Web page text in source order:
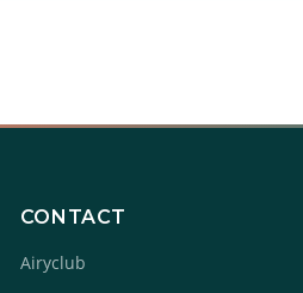
CONTACT
Airyclub